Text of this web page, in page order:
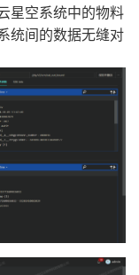
星空系统中的物料
统间的数据无缝对